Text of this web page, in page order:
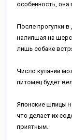
особенность, она
После прогулки в
налипшая на
лишь собаке
Число купаний
питомец будет
Японские шпицы
что делает их
приятным.